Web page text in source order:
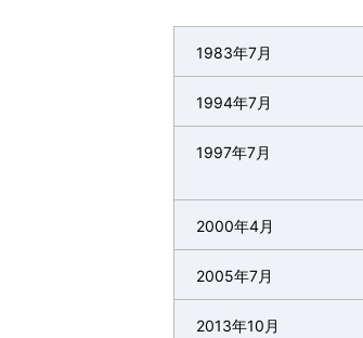
1983年7月
1994年7月
1997年7月
2000年4月
2005年7月
2013年10月